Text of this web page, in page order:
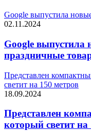
Google выпустила
02.11.2024
Google
праздничные
Представлен
светит на 150 метров
18.09.2024
Представлен
который светит на